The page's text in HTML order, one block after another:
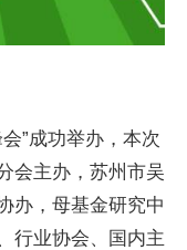
”成功举办，本次
会主办，苏州市吴
办，母基金研究中
行业协会、国内主